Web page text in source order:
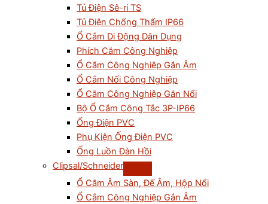
Tủ Điện Sê-ri TS
Tủ Điện Chống Thấm IP66
Ổ Cắm Di Động Dân Dụng
Phích Cắm Công Nghiệp
Ổ Cắm Công Nghiệp Gắn Âm
Ổ Cắm Nối Công Nghiệp
Ổ Cắm Công Nghiệp Gắn Nổi
Bộ Ổ Cắm Công Tắc 3P-IP66
Ống Điện PVC
Phụ Kiện Ống Điện PVC
Ống Luồn Đàn Hồi
Clipsal/Schneider
Ổ Cắm Âm Sàn, Đế Âm, Hộp Nổi
Ổ Cắm Công Nghiệp Gắn Âm